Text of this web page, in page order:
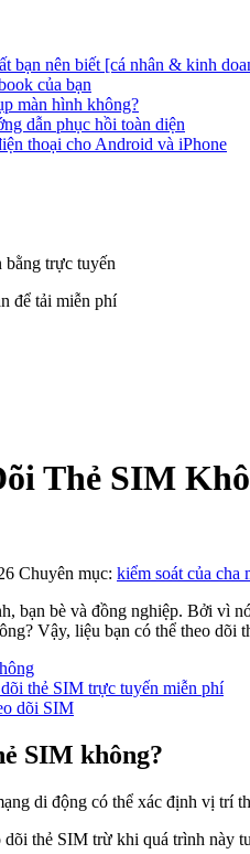
bạn nên biết [cá nhân & kinh
của bạn
màn hình không?
dẫn phục hồi toàn diện
thoại cho Android và iPhone
bằng trực tuyến
để tải miễn phí
Thẻ SIM
Chuyên mục: kiểm soát của cha
bạn bè và đồng nghiệp. Bởi vì
Vậy, liệu bạn có thể theo dõi
thẻ SIM trực tuyến miễn phí
dõi SIM
SIM không?
di động có thể xác định vị
thẻ SIM trừ khi quá trình này